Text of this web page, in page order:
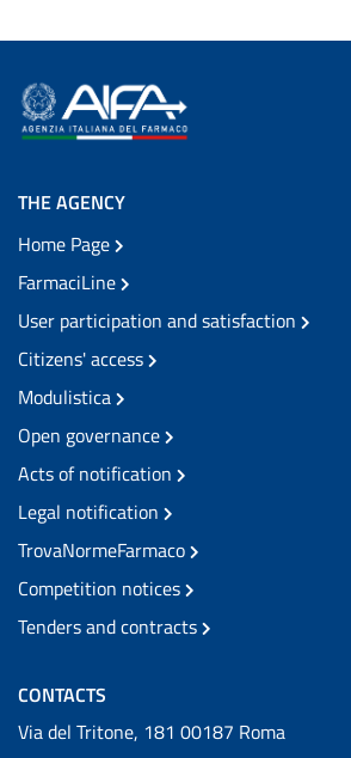
THE AGENCY
Home Page
FarmaciLine
User participation and satisfaction
Citizens' access
Modulistica
Open governance
Acts of notification
Legal notification
TrovaNormeFarmaco
Competition notices
Tenders and contracts
CONTACTS
Via del Tritone, 181 00187 Roma